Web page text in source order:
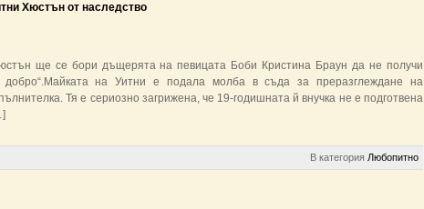
Хюстън от наследство
ще се бори дъщерята на певицата Боби Кристина Браун да не получи
добро“.Майката на Уитни е подала молба в съда за преразглеждане на
Тя е сериозно загрижена, че 19-годишната й внучка не е подготвена
В категория Любопитно